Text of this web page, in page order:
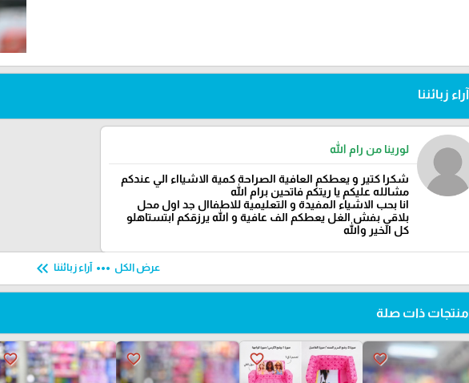
آراء زبائننا
لورينا من رام الله
شكرا كتير و يعطكم العافية الصراحة كمية الاشيااء الي عندكم
مشالله عليكم يا ريتكم فاتحين برام الله
انا بحب الاشياء المفيدة و التعليمية للاطفاال جد اول محل
بلاقي بفش الغل يعطكم الف عافية و الله يرزقكم ابتستاهلو
كل الخير والله
عرض الكل more_horiz آراء زبائننا keyboard_double_arrow_left
منتجات ذات صلة
favorite_border
favorite_border
favorite_border
favorite_border